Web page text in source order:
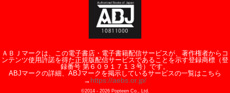
ＡＢＪマークは、この電子書店・電子書籍配信サービスが、著作権者からコ
ンテンツ使用許諾を得た正規版配信サービスであることを示す登録商標（登
録番号 第６０９１７１３号）です。
ABJマークの詳細、ABJマークを掲示しているサービスの一覧はこちら
→ https://aebs.or.jp/
©2014 - 2026Popteen Co., Ltd.